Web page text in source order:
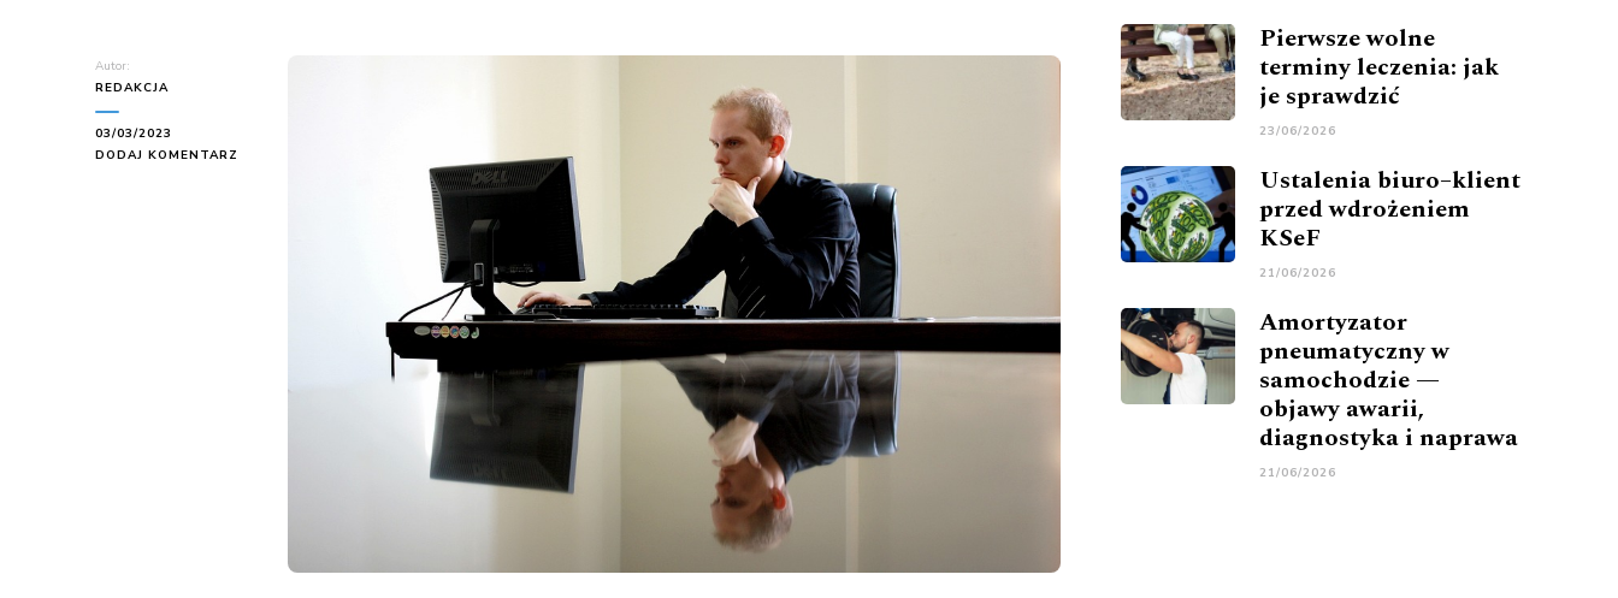
Autor:
REDAKCJA
03/03/2023
DODAJ KOMENTARZ
Pierwsze wolne
terminy leczenia: jak
je sprawdzić
23/06/2026
Ustalenia biuro–klient
przed wdrożeniem
KSeF
21/06/2026
Amortyzator
pneumatyczny w
samochodzie —
objawy awarii,
diagnostyka i naprawa
21/06/2026